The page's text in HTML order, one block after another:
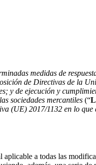
medidas de
de Directivas de la
y de ejecución y
sociedades mercantiles (“
(UE) 2017/1132 en lo
a todas las